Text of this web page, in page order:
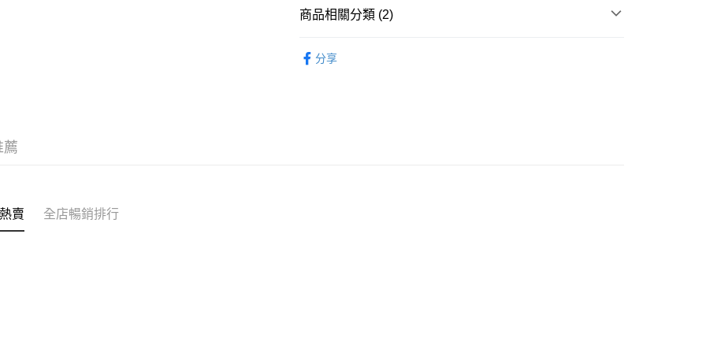
WeChat Pay
送貨方式
商品相關分類 (2)
分享
薦
賣 全店暢銷排行